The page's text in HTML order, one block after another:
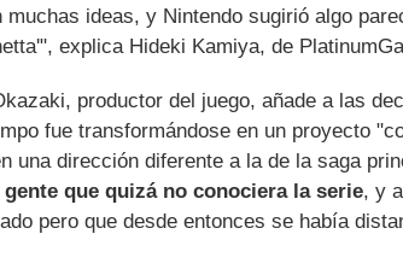
muchas ideas, y Nintendo sugirió algo
explica Hideki Kamiya, de
productor del juego, añade a las
fue transformándose en un proyecto
una dirección diferente a la de la saga
que quizá no conociera la serie, y
pero que desde entonces se había